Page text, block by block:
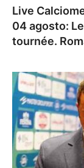
Live
04 agosto:
tournée.